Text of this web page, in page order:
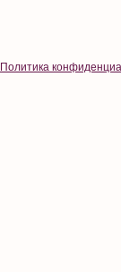
Политика